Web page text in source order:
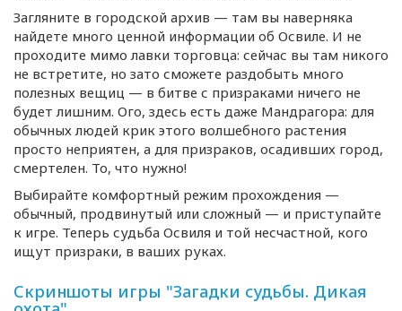
Загляните в городской архив — там вы наверняка
найдете много ценной информации об Освиле. И не
проходите мимо лавки торговца: сейчас вы там никого
не встретите, но зато сможете раздобыть много
полезных вещиц — в битве с призраками ничего не
будет лишним. Ого, здесь есть даже Мандрагора: для
обычных людей крик этого волшебного растения
просто неприятен, а для призраков, осадивших город,
смертелен. То, что нужно!
Выбирайте комфортный режим прохождения —
обычный, продвинутый или сложный — и приступайте
к игре. Теперь судьба Освиля и той несчастной, кого
ищут призраки, в ваших руках.
Скриншоты игры "Загадки судьбы. Дикая